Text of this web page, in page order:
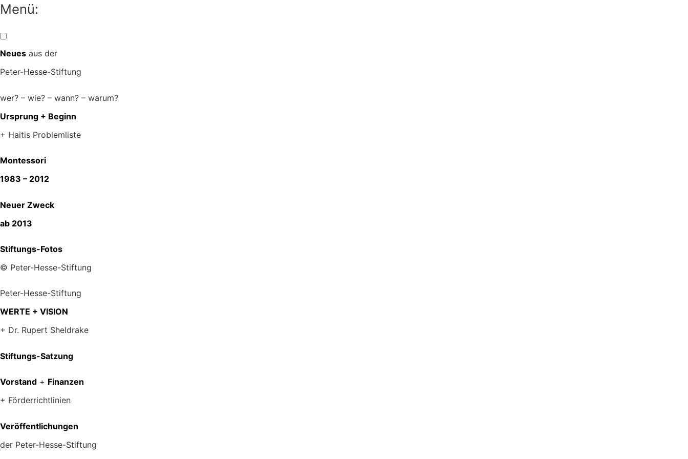
Zum
Menü:
Neues aus der
Peter-Hesse-Stiftung
wer? – wie? – wann? – warum?
Ursprung + Beginn
+ Haitis Problemliste
Montessori
1983 – 2012
Neuer Zweck
ab 2013
Stiftungs-Fotos
© Peter-Hesse-Stiftung
Peter-Hesse-Stiftung
WERTE + VISION
+ Dr. Rupert Sheldrake
Stiftungs-Satzung
Vorstand + Finanzen
+ Förderrichtlinien
Veröffentlichungen
der Peter-Hesse-Stiftung